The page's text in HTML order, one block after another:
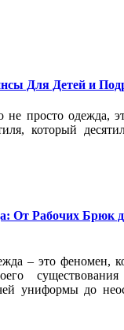
Для Детей и
просто одежда,
который
От Рабочих Брюк
– это феномен,
униформы до